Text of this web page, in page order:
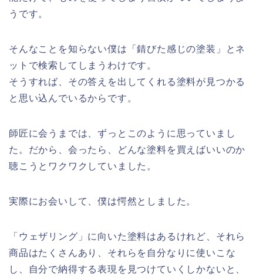
うです。
そんなことを知らない僕は「錆びた感じの塗装」とネ
ットで検索してしまうわけです。
そうすれば、その答えを出してくれる塗料が見つかる
と思い込んでいるからです。
師匠に会うまでは、ずっとこのように思っていまし
た。だから、会ったら、どんな塗料を買えばいいのか
聴こうとワクワクしていました。
実際にお会いして、僕は愕然としました。
「ウェザリング」に向いた塗料はあるけれど、それら
商品はたくさんあり、それらを自分なりに使いこな
し、自分で納得する表現を見つけていくしかないと、